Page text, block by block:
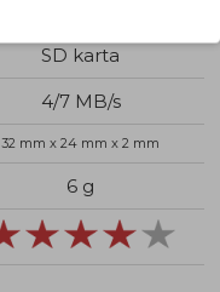
SD karta
4/7 MB/s
32 mm x 24 mm x 2 mm
6 g